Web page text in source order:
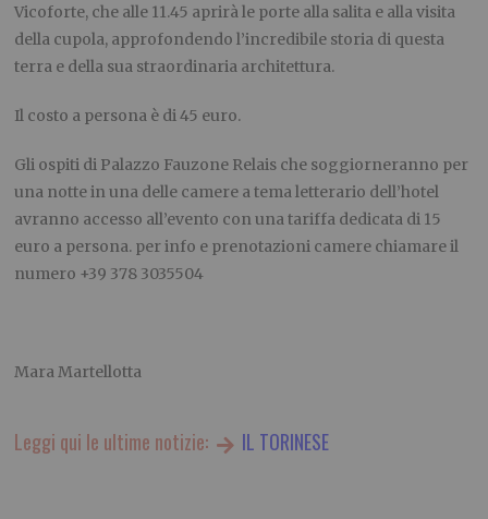
Vicoforte, che alle 11.45 aprirà le porte alla salita e alla visita
della cupola, approfondendo l’incredibile storia di questa
terra e della sua straordinaria architettura.
Il costo a persona è di 45 euro.
Gli ospiti di Palazzo Fauzone Relais che soggiorneranno per
una notte in una delle camere a tema letterario dell’hotel
avranno accesso all’evento con una tariffa dedicata di 15
euro a persona. per info e prenotazioni camere chiamare il
numero +39 378 3035504
Mara Martellotta
Leggi qui le ultime notizie: IL TORINESE